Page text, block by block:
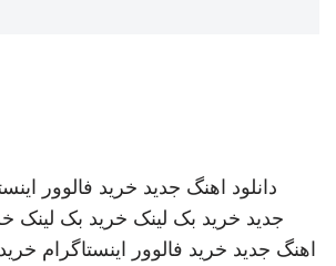
دانلود اهنگ جدید خرید فالوور
جدید خرید بک لینک خرید بک لینک
اهنگ جدید خرید فالوور اینستاگرام